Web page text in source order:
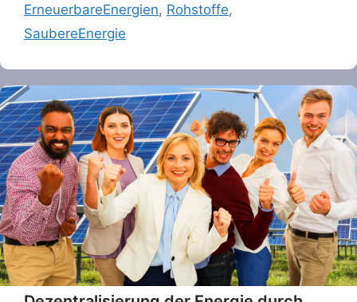
ErneuerbareEnergien, Rohstoffe,
SaubereEnergie